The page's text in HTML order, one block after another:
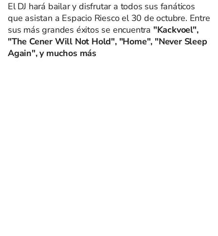
El DJ hará bailar y disfrutar a todos sus fanáticos
que asistan a Espacio Riesco el 30 de octubre. Entre
sus más grandes éxitos se encuentra "Kackvoel",
"The Cener Will Not Hold", "Home", "Never Sleep
Again", y muchos más